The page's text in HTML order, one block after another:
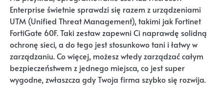
Enterprise świetnie sprawdzi się razem z urządzeniami
UTM (Unified Threat Management), takimi jak Fortinet
FortiGate 60F. Taki zestaw zapewni Ci naprawdę solidną
ochronę sieci, a do tego jest stosunkowo tani i łatwy w
zarządzaniu. Co więcej, możesz wtedy zarządzać całym
bezpieczeństwem z jednego miejsca, co jest super
wygodne, zwłaszcza gdy Twoja firma szybko się rozwija.